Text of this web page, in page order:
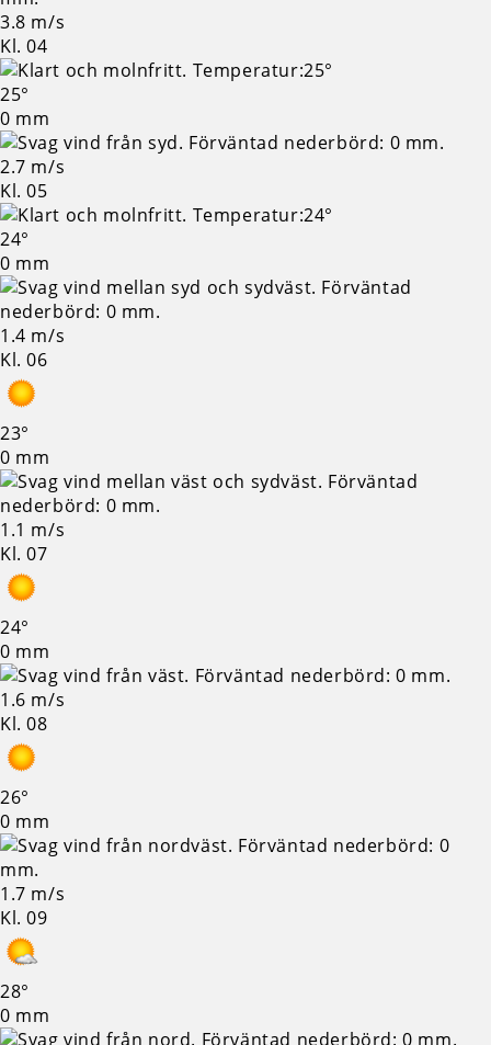
3.8 m/s
Kl. 04
25°
0 mm
2.7 m/s
Kl. 05
24°
0 mm
1.4 m/s
Kl. 06
23°
0 mm
1.1 m/s
Kl. 07
24°
0 mm
1.6 m/s
Kl. 08
26°
0 mm
1.7 m/s
Kl. 09
28°
0 mm